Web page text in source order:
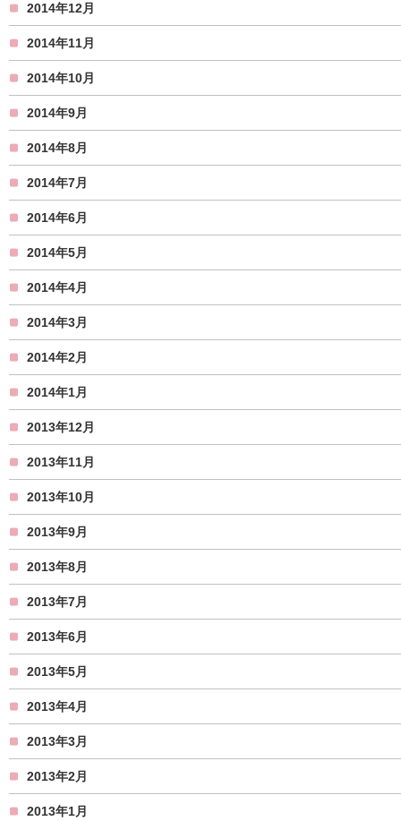
2014年12月
2014年11月
2014年10月
2014年9月
2014年8月
2014年7月
2014年6月
2014年5月
2014年4月
2014年3月
2014年2月
2014年1月
2013年12月
2013年11月
2013年10月
2013年9月
2013年8月
2013年7月
2013年6月
2013年5月
2013年4月
2013年3月
2013年2月
2013年1月